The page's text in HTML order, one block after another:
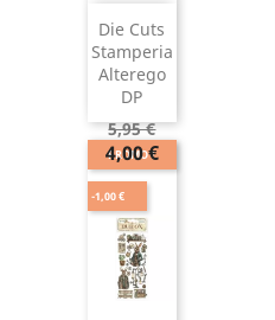
Die Cuts
Stamperia
Alterego
DP
5,95 €
4,00 €
PROMO !
-1,00 €